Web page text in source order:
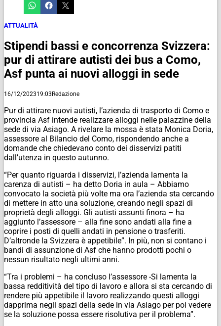
ATTUALITÀ
Stipendi bassi e concorrenza Svizzera:
pur di attirare autisti dei bus a Como,
Asf punta ai nuovi alloggi in sede
16/12/202319:03Redazione
Pur di attirare nuovi autisti, l’azienda di trasporto di Como e
provincia Asf intende realizzare alloggi nelle palazzine della
sede di via Asiago. A rivelare la mossa è stata Monica Doria,
assessore al Bilancio del Como, rispondendo anche a
domande che chiedevano conto dei disservizi patiti
dall’utenza in questo autunno.
“Per quanto riguarda i disservizi, l’azienda lamenta la
carenza di autisti – ha detto Doria in aula – Abbiamo
convocato la società più volte ma ora l’azienda sta cercando
di mettere in atto una soluzione, creando negli spazi di
proprietà degli alloggi. Gli autisti assunti finora – ha
aggiunto l’assessore – alla fine sono andati alla fine a
coprire i posti di quelli andati in pensione o trasferiti.
D’altronde la Svizzera è appetibile”. In più, non si contano i
bandi di assunzione di Asf che hanno prodotti pochi o
nessun risultato negli ultimi anni.
“Tra i problemi – ha concluso l’assessore -Si lamenta la
bassa redditività del tipo di lavoro e allora si sta cercando di
rendere più appetibile il lavoro realizzando questi alloggi
dapprima negli spazi della sede in via Asiago per poi vedere
se la soluzione possa essere risolutiva per il problema”.